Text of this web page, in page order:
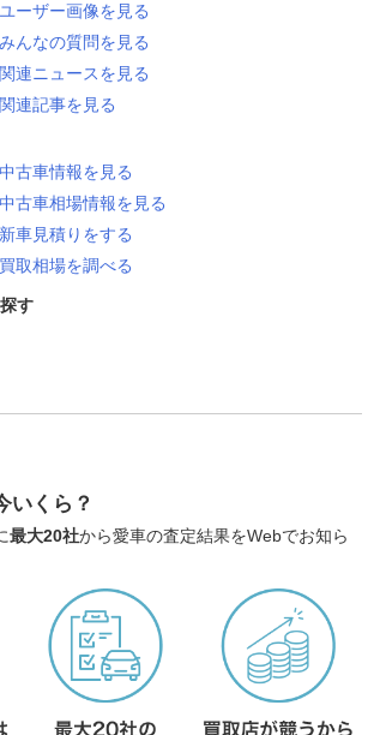
ーザー画像を見る
んなの質問を見る
連ニュースを見る
連記事を見る
古車情報を見る
古車相場情報を見る
車見積りをする
取相場を調べる
す
いくら？
最大20社から愛車の査定結果をWebでお知ら